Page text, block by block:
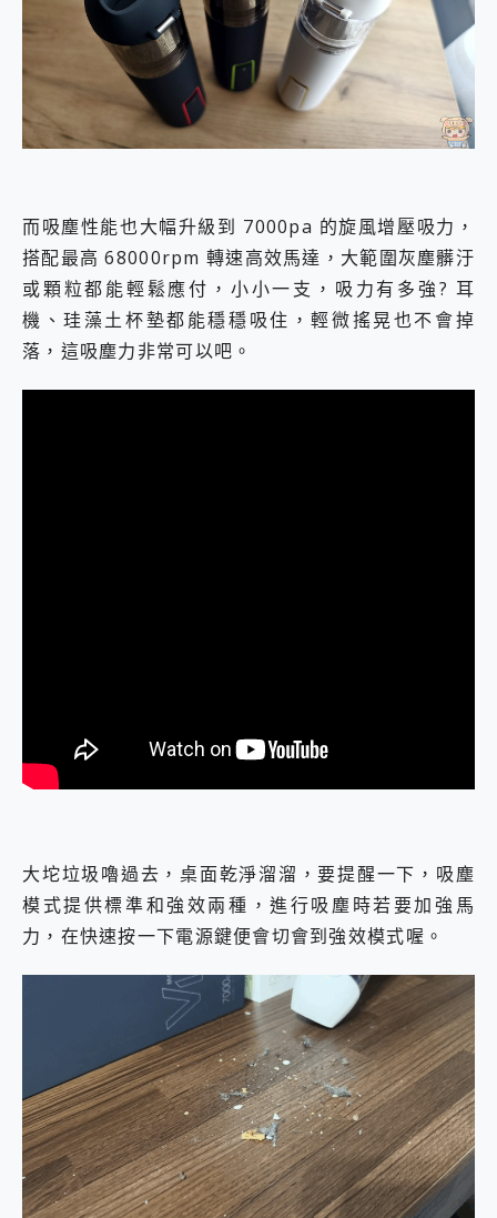
而吸塵性能也大幅升級到 7000pa 的旋風增壓吸力，
搭配最高 68000rpm 轉速高效馬達，大範圍灰塵髒汙
或顆粒都能輕鬆應付，小小一支，吸力有多強? 耳
機、珪藻土杯墊都能穩穩吸住，輕微搖晃也不會掉
落，這吸塵力非常可以吧。
大坨垃圾嚕過去，桌面乾淨溜溜，要提醒一下，吸塵
模式提供標準和強效兩種，進行吸塵時若要加強馬
力，在快速按一下電源鍵便會切會到強效模式喔。